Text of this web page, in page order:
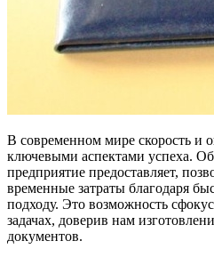
В современном мире скорость и
ключевыми аспектами успеха.
предприятие предоставляет,
временные затраты благодаря
подходу. Это возможность
задачах, доверив нам
документов.